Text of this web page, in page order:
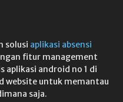
solusi aplikasi absensi
fitur management
aplikasi android no 1 di
website untuk memantau
saja.